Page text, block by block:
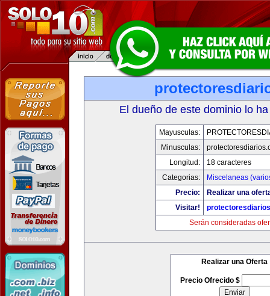
El dueño de este dominio lo
Mayusculas:
Minusculas:
Longitud:
18 caracteres
Categorias:
Miscelaneas
Precio:
Realizar una
Visitar!
Serán consideradas
Realizar una Oferta
Precio Ofrecido $